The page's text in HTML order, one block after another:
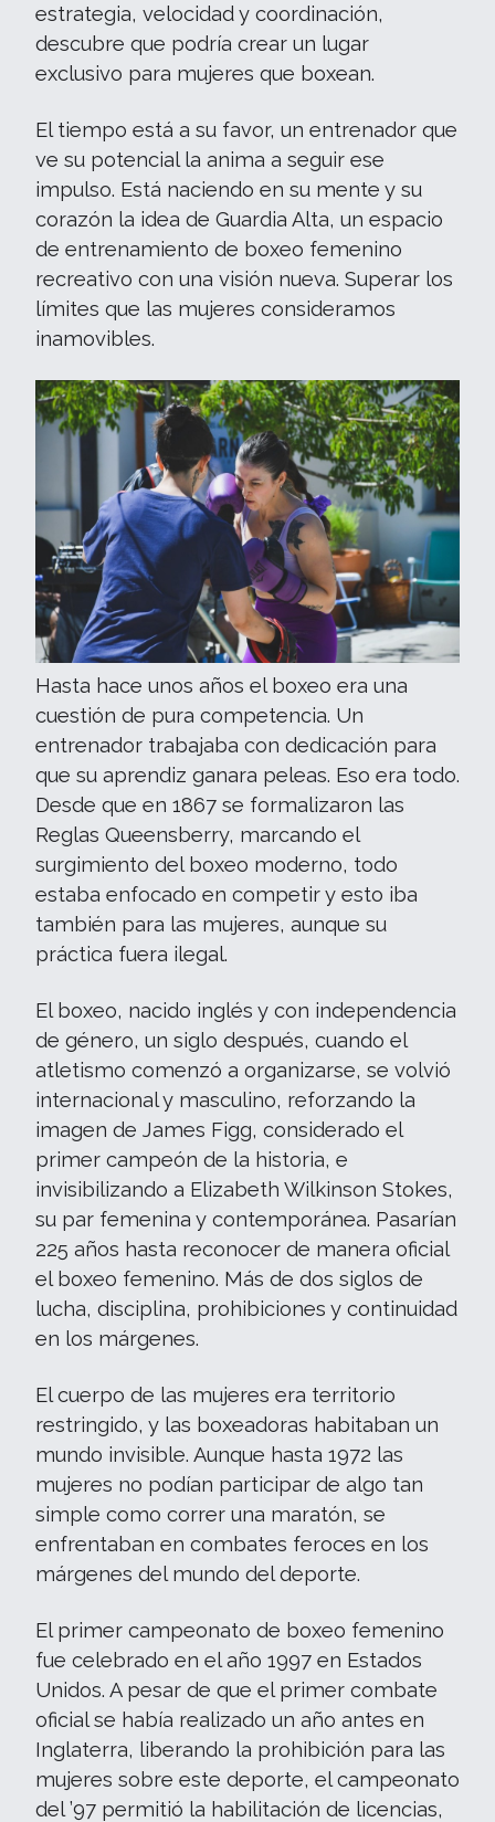
estrategia, velocidad y coordinación,
descubre que podría crear un lugar
exclusivo para mujeres que boxean.
El tiempo está a su favor, un entrenador que
ve su potencial la anima a seguir ese
impulso. Está naciendo en su mente y su
corazón la idea de Guardia Alta, un espacio
de entrenamiento de boxeo femenino
recreativo con una visión nueva. Superar los
límites que las mujeres consideramos
inamovibles.
Hasta hace unos años el boxeo era una
cuestión de pura competencia. Un
entrenador trabajaba con dedicación para
que su aprendiz ganara peleas. Eso era todo.
Desde que en 1867 se formalizaron las
Reglas Queensberry, marcando el
surgimiento del boxeo moderno, todo
estaba enfocado en competir y esto iba
también para las mujeres, aunque su
práctica fuera ilegal.
El boxeo, nacido inglés y con independencia
de género, un siglo después, cuando el
atletismo comenzó a organizarse, se volvió
internacional y masculino, reforzando la
imagen de James Figg, considerado el
primer campeón de la historia, e
invisibilizando a Elizabeth Wilkinson Stokes,
su par femenina y contemporánea. Pasarían
225 años hasta reconocer de manera oficial
el boxeo femenino. Más de dos siglos de
lucha, disciplina, prohibiciones y continuidad
en los márgenes.
El cuerpo de las mujeres era territorio
restringido, y las boxeadoras habitaban un
mundo invisible. Aunque hasta 1972 las
mujeres no podían participar de algo tan
simple como correr una maratón, se
enfrentaban en combates feroces en los
márgenes del mundo del deporte.
El primer campeonato de boxeo femenino
fue celebrado en el año 1997 en Estados
Unidos. A pesar de que el primer combate
oficial se había realizado un año antes en
Inglaterra, liberando la prohibición para las
mujeres sobre este deporte, el campeonato
del ’97 permitió la habilitación de licencias,